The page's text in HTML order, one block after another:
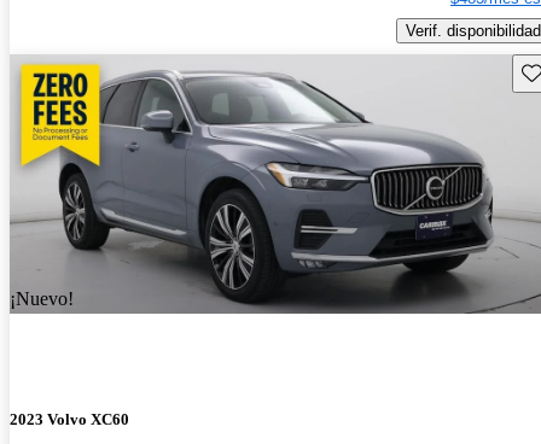
Verif. disponibilidad
¡Nuevo!
2023 Volvo XC60